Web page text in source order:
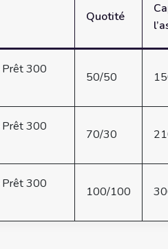
Quotité
Prêt 300
50/50
Prêt 300
70/30
Prêt 300
100/100